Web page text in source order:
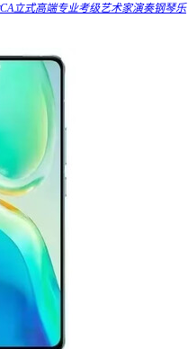
立式高端专业考级艺术家演奏钢琴乐